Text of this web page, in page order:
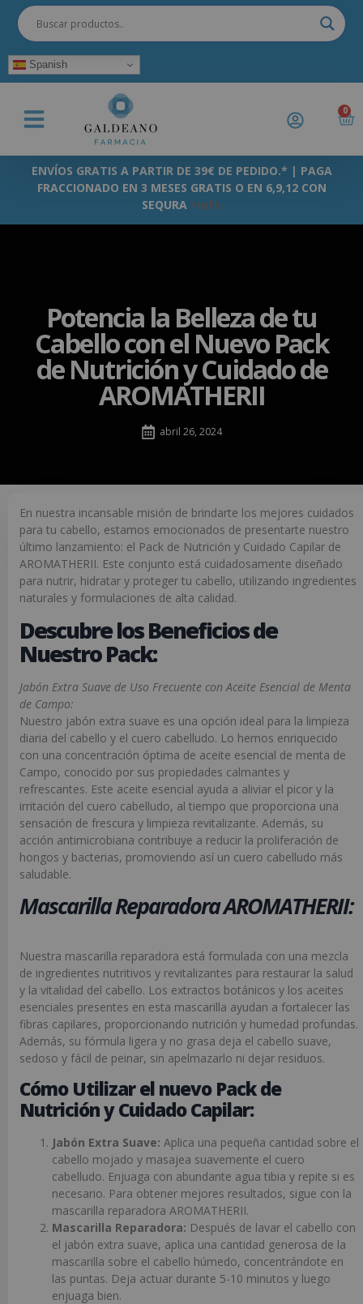
Spanish
0
ENVÍOS GRATIS A PARTIR DE 39€ DE PEDIDO.* | PAGA
FRACCIONADO EN 3 MESES GRATIS O EN 6,9,12 CON
SEQURA +info
Potencia la Belleza de tu
Cabello con el Nuevo Pack
de Nutrición y Cuidado de
AROMATHERII
abril 26, 2024
En nuestra incansable misión de brindarte los mejores cuidados
para tu cabello, estamos emocionados de presentarte nuestro
último lanzamiento: el Pack de Nutrición y Cuidado Capilar de
AROMATHERII. Este conjunto está cuidadosamente diseñado
para nutrir, hidratar y proteger tu cabello, utilizando ingredientes
naturales y formulaciones de alta calidad.
Descubre los Beneficios de
Nuestro Pack:
Jabón Extra Suave de Uso Frecuente con Aceite Esencial de Menta
de Campo:
Nuestro jabón extra suave es una opción ideal para la limpieza
diaria del cabello y el cuero cabelludo. Lo hemos enriquecido
con una concentración óptima de aceite esencial de menta de
Campo, conocido por sus propiedades calmantes y
refrescantes. Este aceite esencial ayuda a aliviar el picor y la
irritación del cuero cabelludo, al tiempo que proporciona una
sensación de frescura y limpieza revitalizante. Además, su
acción antimicrobiana contribuye a reducir la proliferación de
hongos y bacterias, promoviendo así un cuero cabelludo más
saludable.
Mascarilla Reparadora AROMATHERII:
Nuestra mascarilla reparadora está formulada con una mezcla
de ingredientes nutritivos y revitalizantes para restaurar la salud
y la vitalidad del cabello. Los extractos botánicos y los aceites
esenciales presentes en esta mascarilla ayudan a fortalecer las
fibras capilares, proporcionando nutrición y humedad profundas.
Además, su fórmula ligera y no grasa deja el cabello suave,
sedoso y fácil de peinar, sin apelmazarlo ni dejar residuos.
Cómo Utilizar el nuevo Pack de
Nutrición y Cuidado Capilar:
Jabón Extra Suave: Aplica una pequeña cantidad sobre el
cabello mojado y masajea suavemente el cuero
cabelludo. Enjuaga con abundante agua tibia y repite si es
necesario. Para obtener mejores resultados, sigue con la
mascarilla reparadora AROMATHERII.
Mascarilla Reparadora: Después de lavar el cabello con
el jabón extra suave, aplica una cantidad generosa de la
mascarilla sobre el cabello húmedo, concentrándote en
las puntas. Deja actuar durante 5-10 minutos y luego
enjuaga bien.